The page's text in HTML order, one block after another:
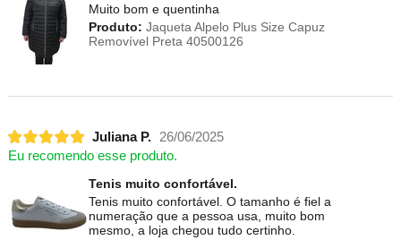
Muito bom e quentinha
Produto: Jaqueta Alpelo Plus Size Capuz
Removível Preta 40500126
Juliana P.
26/06/2025
Eu recomendo esse produto.
Tenis muito confortável.
Tenis muito confortável. O tamanho é fiel a
numeração que a pessoa usa, muito bom
mesmo, a loja chegou tudo certinho.